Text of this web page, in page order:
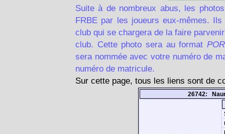
Suite à de nombreux abus, les
FRBE par les joueurs eux-mêmes.
club qui se chargera de la faire
club. Cette photo sera au format
sera nommée avec votre numéro de
numéro de matricule.
Sur cette page, tous les liens sont de
26742: